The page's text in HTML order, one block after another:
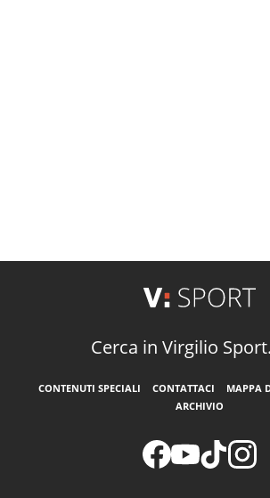
Cerca in Virgilio
CONTENUTI SPECIALI CONTATTACI MAPPA
ARCHIVIO